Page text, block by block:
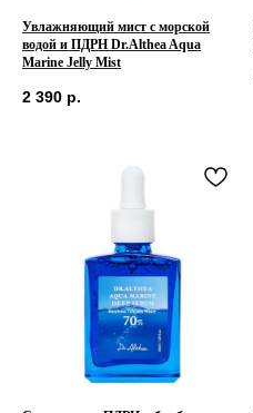
Увлажняющий мист с морской
водой и ПДРН Dr.Althea Aqua
Marine Jelly Mist
2 390 р.